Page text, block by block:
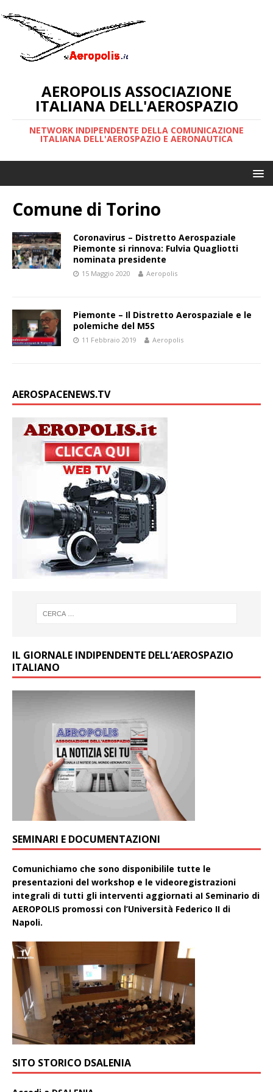
AEROPOLIS ASSOCIAZIONE
ITALIANA DELL'AEROSPAZIO
NETWORK INDIPENDENTE DELLA COMUNICAZIONE
ITALIANA DELL'AEROSPAZIO E AERONAUTICA
Comune di Torino
Coronavirus – Distretto Aerospaziale
Piemonte si rinnova: Fulvia Quagliotti
nominata presidente
15 Maggio 2020 Aeropolis
Piemonte – Il Distretto Aerospaziale e le
polemiche del M5S
11 Febbraio 2019 Aeropolis
AEROSPACENEWS.TV
IL GIORNALE INDIPENDENTE DELL’AEROSPAZIO
ITALIANO
SEMINARI E DOCUMENTAZIONI
Comunichiamo che sono disponibilile tutte le
presentazioni del workshop e le videoregistrazioni
integrali di tutti gli interventi aggiornati aI Seminario di
AEROPOLIS promossi con l’Università Federico II di
Napoli.
SITO STORICO DSALENIA